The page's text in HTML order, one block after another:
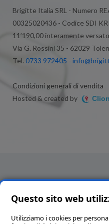
Brigitte Italia SRL - Numero
00325020436 - Codice SDI
11’190,00 interamente
Via G. Rossini 35 - 62029
Tel. 0733 972405 -
Condizioni generali di vendita
Hosted & created by
Questo sito web
Utilizziamo i cookies per